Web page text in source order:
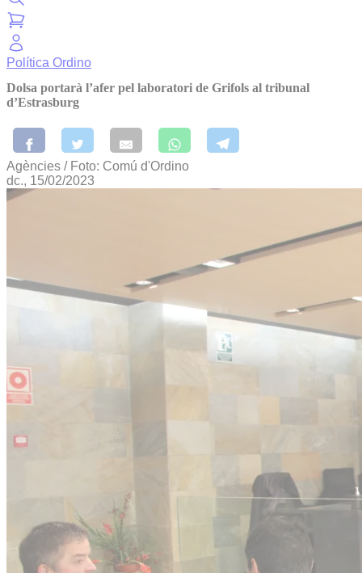
Política Ordino
Dolsa portarà l’afer pel laboratori de Grifols al tribunal
d’Estrasburg
Agències / Foto: Comú d'Ordino
dc., 15/02/2023